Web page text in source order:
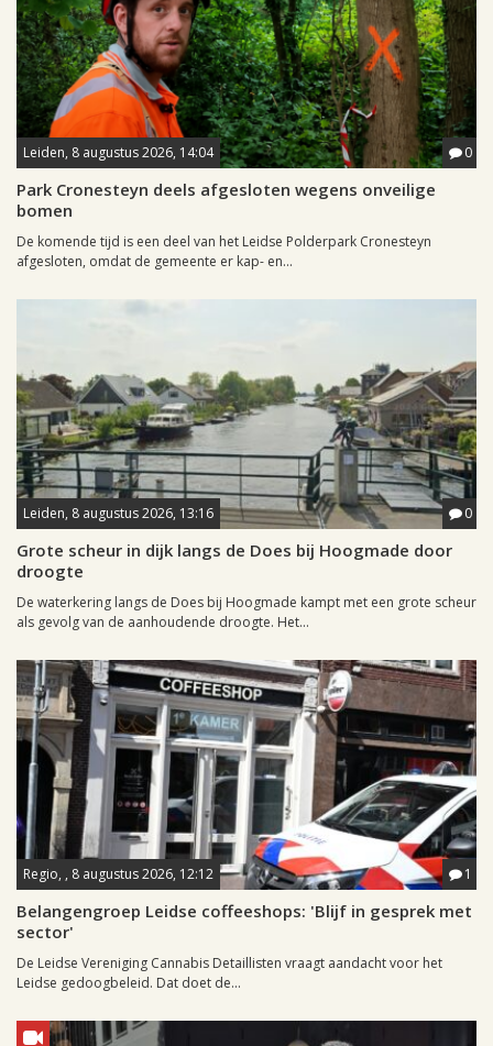
Leiden, 8 augustus 2026, 14:04 0
Park Cronesteyn deels afgesloten wegens onveilige
bomen
De komende tijd is een deel van het Leidse Polderpark Cronesteyn
afgesloten, omdat de gemeente er kap- en...
Leiden, 8 augustus 2026, 13:16 0
Grote scheur in dijk langs de Does bij Hoogmade door
droogte
De waterkering langs de Does bij Hoogmade kampt met een grote scheur
als gevolg van de aanhoudende droogte. Het...
Regio, , 8 augustus 2026, 12:12 1
Belangengroep Leidse coffeeshops: 'Blijf in gesprek met
sector'
De Leidse Vereniging Cannabis Detaillisten vraagt aandacht voor het
Leidse gedoogbeleid. Dat doet de...